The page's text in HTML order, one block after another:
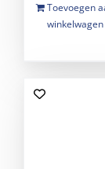
Toevoegen
winkelwagen